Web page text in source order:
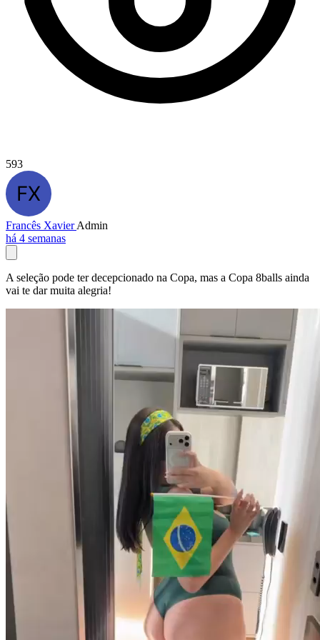
593
Francês XavierAdmin
há 4 semanas
A seleção pode ter decepcionado na Copa, mas a Copa 8balls ainda
vai te dar muita alegria!